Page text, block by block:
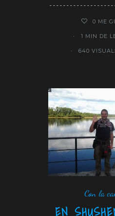
0 ME
1 MIN DE
640
Con la
EN